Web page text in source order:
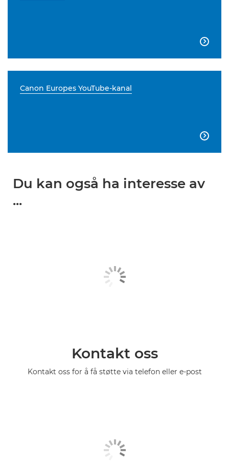

Canon Europes YouTube-kanal

Du kan også ha interesse av
...
Kontakt oss
Kontakt oss for å få støtte via telefon eller e-post